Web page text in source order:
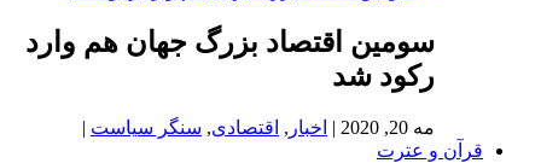
سومین اقتصاد بزرگ جهان هم وارد
رکود شد
مه 20, 2020 | اخبار , اقتصادی, سنگر سیاست |
قرآن و عترت